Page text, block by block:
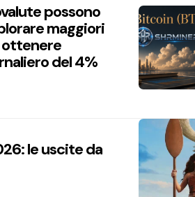
possono
maggiori
ottenere
del 4%
le uscite da